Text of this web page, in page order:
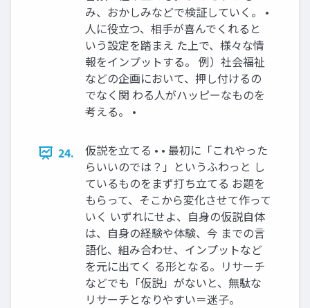
み、おかしみなどで検証していく。 •
人に役立つ、相手が喜んでくれると
いう設定を踏まえ た上で、様々な情
報をインプットする。 例）社会福祉
などの企画において、押し付けるの
でなく関 わる人がハッピーなものを
考える。 •
24.
仮説を立てる • • 最初に「これやった
らいいのでは？」というふわっと し
ているものをまず打ち立てる お題を
もらって、そこから変化させて作って
いく いずれにせよ、自身の仮説自体
は、自身の経験や体験、今 までの言
語化、組み合わせ、インプットなど
を元に出てく る形となる。リサーチ
などでも「仮説」がないと、無駄な
リサーチとなりやすい＝迷子。